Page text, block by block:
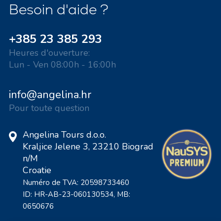
Besoin d'aide ?
+385 23 385 293
Heures d'ouverture:
Lun - Ven 08:00h - 16:00h
info@angelina.hr
Pour toute question
Angelina Tours d.o.o.
Kraljice Jelene 3, 23210 Biograd
n/M
Croatie
Numéro de TVA: 20598733460
ID: HR-AB-23-060130534, MB:
0650676